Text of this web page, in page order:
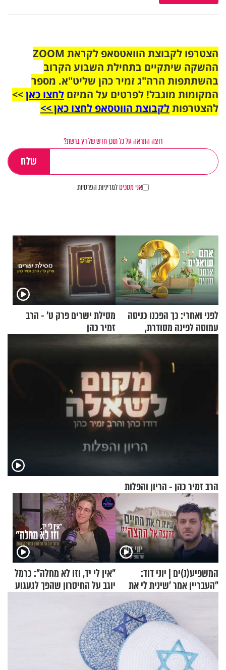
הצטרפו לקבוצת הוואטסאפ לקראת ZOOM
ההשקה שיתקיים בתחילת השבוע הקרוב
בהשתתפות הרה"ג זמיר כהן שליט"א. מספר
המקומות מוגבל! לפרטים על המיזם לחצו כאן>>
להצטרפותלקבוצת הווטסאפ לחצו כאן >>
רוצה התראה על כל תוכן חדש של רץ ברשת?
אני מסכיםלמדיניות הפרטיות
לפני ואחרי: כך הפכנו כניסה
עמוסה לפינה מסודרת,
מסילת ישרים פרק ט’ - הרב
זמיר כהן
הרב זמיר כהן - הריון והפלות
המשפיע(נ)ים | יוני דוד:
"העבריין אמר 'שינית לי את
החיים מהקצה אל הקצה'"
"אין לי יד, וזו לא מחלה": כרמל
יוגב על החיסרון שהפך לגעגוע